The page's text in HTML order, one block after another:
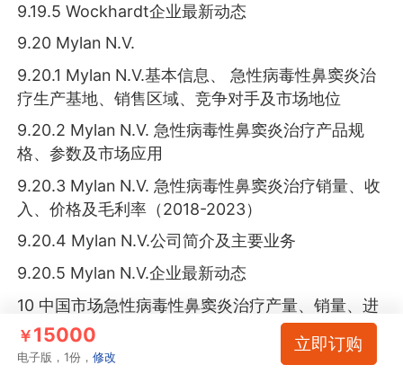
9.19.5 Wockhardt企业最新动态
9.20 Mylan N.V.
9.20.1 Mylan N.V.基本信息、 急性病毒性鼻窦炎治
疗生产基地、销售区域、竞争对手及市场地位
9.20.2 Mylan N.V. 急性病毒性鼻窦炎治疗产品规
格、参数及市场应用
9.20.3 Mylan N.V. 急性病毒性鼻窦炎治疗销量、收
入、价格及毛利率（2018-2023）
9.20.4 Mylan N.V.公司简介及主要业务
9.20.5 Mylan N.V.企业最新动态
10 中国市场急性病毒性鼻窦炎治疗产量、销量、进
出口分析及未来趋势
10.1 中国市场急性病毒性鼻窦炎治疗产量、销量、
￥15000
电子版，1份，修改
立即订购